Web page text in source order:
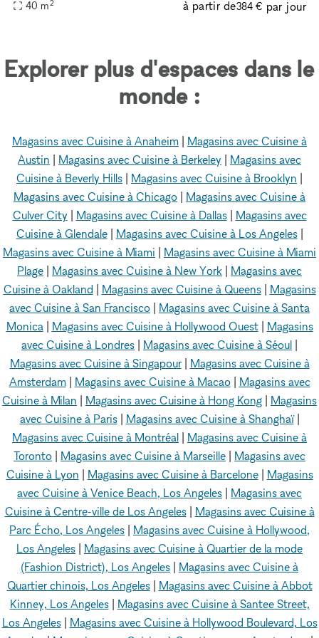
area in Jersey City. It has an open plan, hardwood floor, li
40 m2 à partir de384 € par jour
Explorer plus d'espaces dans le
monde :
Magasins avec Cuisine à Anaheim
Magasins avec Cuisine à
Austin
Magasins avec Cuisine à Berkeley
Magasins avec
Cuisine à Beverly Hills
Magasins avec Cuisine à Brooklyn
Magasins avec Cuisine à Chicago
Magasins avec Cuisine à
Culver City
Magasins avec Cuisine à Dallas| Magasins avec
Cuisine à Glendale| Magasins avec Cuisine à Los Angeles|
Magasins avec Cuisine à Miami
Magasins avec Cuisine à Miami
Plage
Magasins avec Cuisine à New York
Magasins avec
Cuisine à Oakland
Magasins avec Cuisine à Queens| Magasins
avec Cuisine à San Francisco
Magasins avec Cuisine à Santa
Monica| Magasins avec Cuisine à Hollywood Ouest| Magasins
avec Cuisine à Londres
Magasins avec Cuisine à Séoul
Magasins avec Cuisine à Singapour| Magasins avec Cuisine à
Amsterdam| Magasins avec Cuisine à Macao| Magasins avec
Cuisine à Milan
Magasins avec Cuisine à Hong Kong
Magasins
avec Cuisine à Paris| Magasins avec Cuisine à Shanghaï|
Magasins avec Cuisine à Montréal
Magasins avec Cuisine à
Toronto
Magasins avec Cuisine à Marseille
Magasins avec
Cuisine à Lyon
Magasins avec Cuisine à Barcelone| Magasins
avec Cuisine à Venice Beach, Los Angeles
Magasins avec
Cuisine à Centre-ville de Los Angeles| Magasins avec Cuisine à
Parc Écho, Los Angeles
Magasins avec Cuisine à Hollywood,
Los Angeles
Magasins avec Cuisine à Quartier de la mode
(Fashion District), Los Angeles
Magasins avec Cuisine à
Quartier chinois, Los Angeles| Magasins avec Cuisine à Abbot
Kinney, Los Angeles| Magasins avec Cuisine à Santee Street,
Los Angeles| Magasins avec Cuisine à Hollywood Boulevard, Los